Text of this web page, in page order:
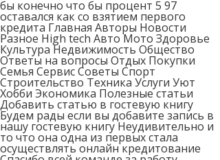
бы конечно что бы процент 5 97
оставался как со взятием первого
кредита Главная Авторы Новости
Разное High tech Авто Мото Здоровье
Культура Недвижимость Общество
Ответы на вопросы Отдых Покупки
Семья Сервис Советы Спорт
Строительство Техника Услуги Уют
Хобби Экономика Полезные статьи
Добавить статью в гостевую книгу
Будем рады если вы добавите запись в
нашу гостевую книгу Неудивительно и
то что она одна из первых стала
осуществлять онлайн кредитование